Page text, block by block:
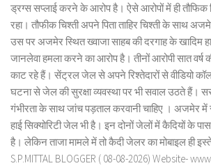
ड्रग्स सप्लाई करने के आरोप है। ऐसे आरोपों में ही तौफिक
रहा। तौफीक चिश्ती अपने पिता ताहिर चिश्ती के साथ
उस पर अजमेर स्थित ख्वाजा साहब की दरगाह के खादिम
जानलेवा हमला करने का आरोप है। तीनों आरोपी सात
काट रहे हैं। सेंट्रल जेल से अपने रिश्तेदारों से वीडियो
घटना से जेल की सुरक्षा व्यवस्था पर भी सवाल उठते हैं।
गंभीरता के साथ जांच पड़ताल करवानी चाहिए ।
हाई सिक्योरिटी जेल भी है। इन दोनों जेलों में कैदियों के
है। लेकिन ताजा मामले में तो कैदी जेलर का मोबाइल ही
S.P.MITTAL BLOGGER ( 08-08-2026) Website-